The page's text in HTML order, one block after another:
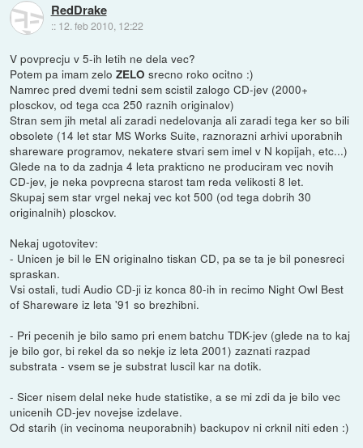
RedDrake
:: 12. feb 2010, 12:22
V povprecju v 5-ih letih ne dela vec?
Potem pa imam zeloZELO srecno roko ocitno :)
Namrec pred dvemi tedni sem scistil zalogo CD-jev (2000+
plosckov, od tega cca 250 raznih originalov)
Stran sem jih metal ali zaradi nedelovanja ali zaradi tega ker so bili
obsolete (14 let star MS Works Suite, raznorazni arhivi uporabnih
shareware programov, nekatere stvari sem imel v N kopijah, etc...)
Glede na to da zadnja 4 leta prakticno ne produciram vec novih
CD-jev, je neka povprecna starost tam reda velikosti 8 let.
Skupaj sem star vrgel nekaj vec kot 500 (od tega dobrih 30
originalnih) plosckov.
Nekaj ugotovitev:
- Unicen je bil le EN originalno tiskan CD, pa se ta je bil ponesreci
spraskan.
Vsi ostali, tudi Audio CD-ji iz konca 80-ih in recimo Night Owl Best
of Shareware iz leta '91 so brezhibni.
- Pri pecenih je bilo samo pri enem batchu TDK-jev (glede na to kaj
je bilo gor, bi rekel da so nekje iz leta 2001) zaznati razpad
substrata - vsem se je substrat luscil kar na dotik.
- Sicer nisem delal neke hude statistike, a se mi zdi da je bilo vec
unicenih CD-jev novejse izdelave.
Od starih (in vecinoma neuporabnih) backupov ni crknil niti eden :)